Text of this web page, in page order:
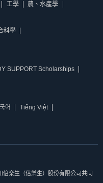
工學 農、水產學
科學
SUPPORT Scholarships
어
Tiếng Việt
楽生（倍樂生）股份有限公司共同